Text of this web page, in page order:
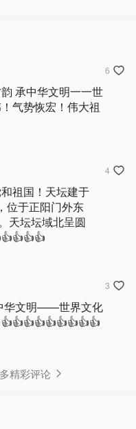
承中华文明一一世
气势恢宏！伟大祖
6
祖国！天坛建于
位于正阳门外东
天坛坛域北呈圆
4
华文明——世界文化
3
精彩评论